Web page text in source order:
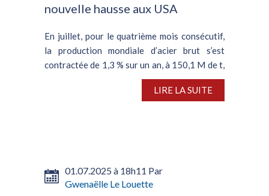
nouvelle hausse aux USA
En juillet, pour le quatrième mois consécutif,
la production mondiale d’acier brut s’est
contractée de 1,3 % sur un an, à 150,1 M de t,
d’après Worldsteel, l’association
internationale de l’acier, forte de 70 pays
LIRE LA SUITE
01.07.2025 à 18h11 Par
Gwenaëlle Le Louette